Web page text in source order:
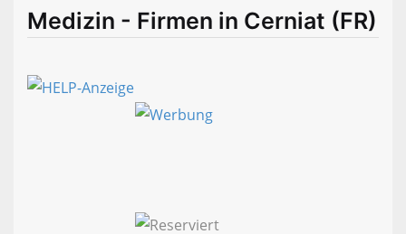
Medizin - Firmen in Cerniat (FR)